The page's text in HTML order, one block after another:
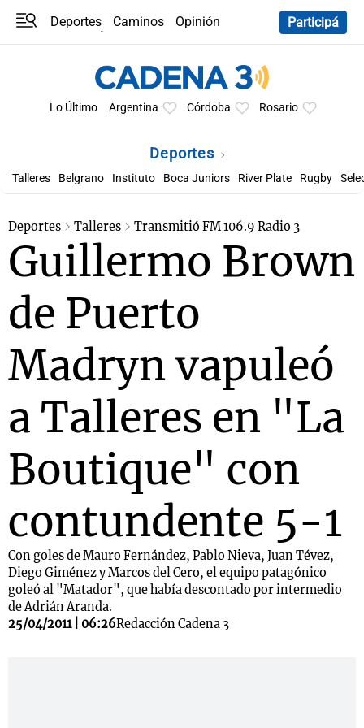
Deportes Caminos
Opinión
Participá
Lo Último Argentina Córdoba Rosario
Deportes
Talleres Belgrano Instituto Boca Juniors River Plate Rugby
Deportes Talleres Transmitió FM 106.9 Radio 3
Guillermo Brown
de Puerto
Madryn vapuleó
a Talleres en "La
Boutique" con
contundente 5-1
Con goles de Mauro Fernández, Pablo Nieva, Juan Tévez,
Diego Giménez y Marcos del Cero, el equipo patagónico
goleó al "Matador", que había descontado por intermedio
de Adrián Aranda.
25/04/2011 | 06:26Redacción Cadena 3